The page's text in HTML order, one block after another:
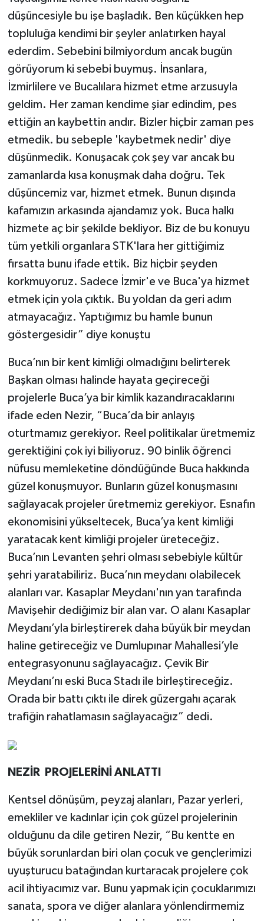
düşüncesiyle bu işe başladık. Ben küçükken hep
topluluğa kendimi bir şeyler anlatırken hayal
ederdim. Sebebini bilmiyordum ancak bugün
görüyorum ki sebebi buymuş. İnsanlara,
İzmirlilere ve Bucalılara hizmet etme arzusuyla
geldim. Her zaman kendime şiar edindim, pes
ettiğin an kaybettin andır. Bizler hiçbir zaman pes
etmedik. bu sebeple 'kaybetmek nedir' diye
düşünmedik. Konuşacak çok şey var ancak bu
zamanlarda kısa konuşmak daha doğru. Tek
düşüncemiz var, hizmet etmek. Bunun dışında
kafamızın arkasında ajandamız yok. Buca halkı
hizmete aç bir şekilde bekliyor. Biz de bu konuyu
tüm yetkili organlara STK'lara her gittiğimiz
fırsatta bunu ifade ettik. Biz hiçbir şeyden
korkmuyoruz. Sadece İzmir'e ve Buca'ya hizmet
etmek için yola çıktık. Bu yoldan da geri adım
atmayacağız. Yaptığımız bu hamle bunun
göstergesidir” diye konuştu
Buca’nın bir kent kimliği olmadığını belirterek
Başkan olması halinde hayata geçireceği
projelerle Buca’ya bir kimlik kazandıracaklarını
ifade eden Nezir, “Buca’da bir anlayış
oturtmamız gerekiyor. Reel politikalar üretmemiz
gerektiğini çok iyi biliyoruz. 90 binlik öğrenci
nüfusu memleketine döndüğünde Buca hakkında
güzel konuşmuyor. Bunların güzel konuşmasını
sağlayacak projeler üretmemiz gerekiyor. Esnafın
ekonomisini yükseltecek, Buca’ya kent kimliği
yaratacak kent kimliği projeler üreteceğiz.
Buca’nın Levanten şehri olması sebebiyle kültür
şehri yaratabiliriz. Buca’nın meydanı olabilecek
alanları var. Kasaplar Meydanı'nın yan tarafında
Mavişehir dediğimiz bir alan var. O alanı Kasaplar
Meydanı’yla birleştirerek daha büyük bir meydan
haline getireceğiz ve Dumlupınar Mahallesi’yle
entegrasyonunu sağlayacağız. Çevik Bir
Meydanı’nı eski Buca Stadı ile birleştireceğiz.
Orada bir battı çıktı ile direk güzergahı açarak
trafiğin rahatlamasın sağlayacağız” dedi.
NEZİR PROJELERİNİ ANLATTI
Kentsel dönüşüm, peyzaj alanları, Pazar yerleri,
emekliler ve kadınlar için çok güzel projelerinin
olduğunu da dile getiren Nezir, “Bu kentte en
büyük sorunlardan biri olan çocuk ve gençlerimizi
uyuşturucu batağından kurtaracak projelere çok
acil ihtiyacımız var. Bunu yapmak için çocuklarımızı
sanata, spora ve diğer alanlara yönlendirmemiz